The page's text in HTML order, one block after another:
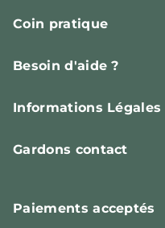
Coin pratique
Besoin d'aide ?
Informations Légales
Gardons contact
Paiementsacceptés